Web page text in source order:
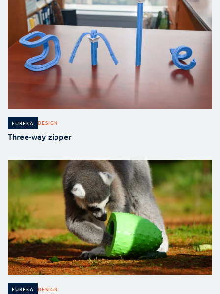
EUREKA DESIGN
Three-way zipper
EUREKA DESIGN